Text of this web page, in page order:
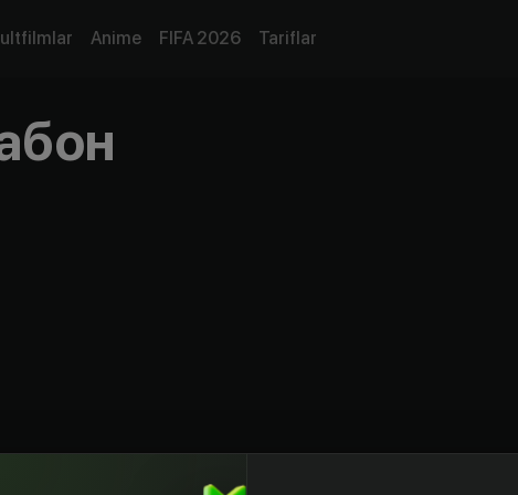
Anime FIFA 2026 Tariflar